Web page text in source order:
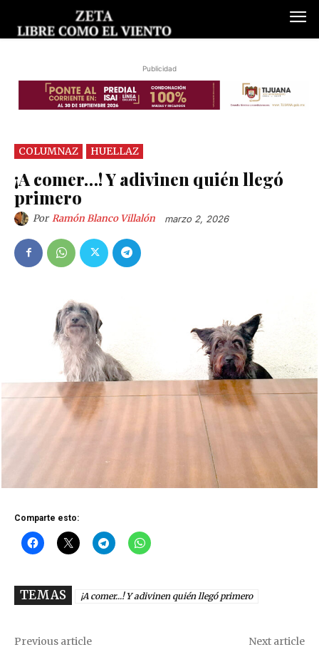
Publicidad
COLUMNAZ HUELLAZ
¡A comer…! Y adivinen quién llegó
primero
Por Ramón Blanco Villalón marzo 2, 2026
Comparte esto:
TEMAS ¡A comer...! Y adivinen quién llegó primero
Previous article Next article